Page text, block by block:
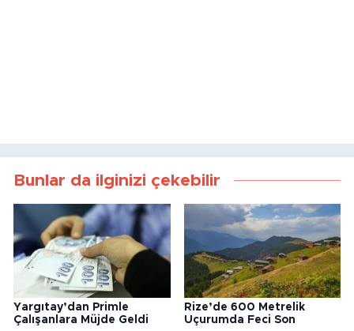
Bunlar da ilginizi çekebilir
Yargıtay’dan Primle
Çalışanlara Müjde Geldi
Rize’de 600 Metrelik
Uçurumda Feci Son